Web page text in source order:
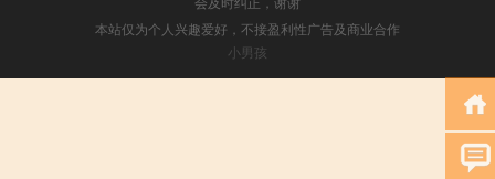
本站仅为个人兴趣爱好，不接盈利性广告及商业合作
小男孩